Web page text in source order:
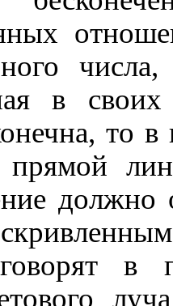
в своих
то
прямой
должно
в